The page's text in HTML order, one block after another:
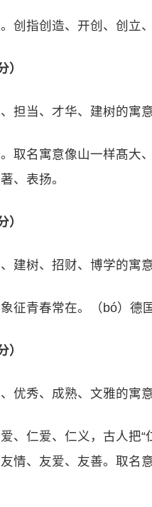
创指创造、开创、创立
）
担当、才华、建树的寓
取名寓意像山一样髙大
、表扬。
）
建树、招财、博学的寓
征青春常在。（bó）德
）
优秀、成熟、文雅的寓
、仁爱、仁义，古人把
情、友爱、友善。取名